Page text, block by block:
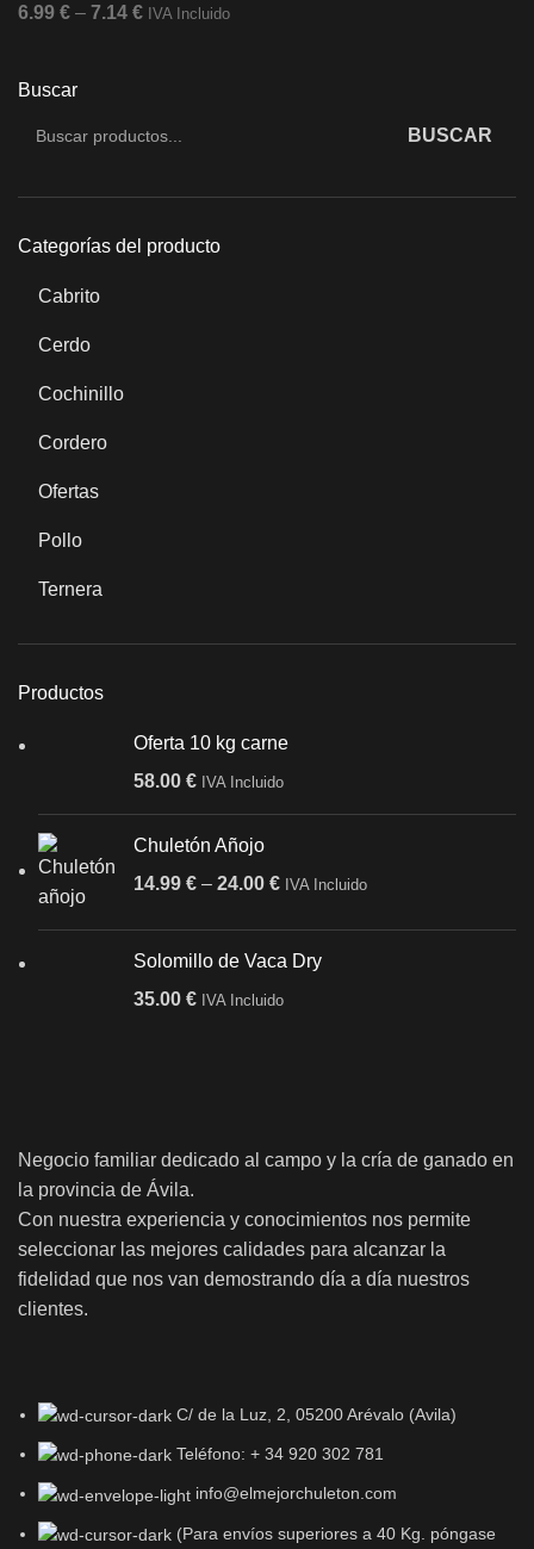
Buscar
BUSCAR
Categorías del producto
Cabrito
Cerdo
Cochinillo
Cordero
Ofertas
Pollo
Ternera
Productos
Oferta 10 kg carne
58.00 € IVA Incluido
Chuletón Añojo
14.99 € – 24.00 € IVA Incluido
Solomillo de Vaca Dry
35.00 € IVA Incluido
6.99 € – 7.14 € IVA Incluido
Negocio familiar dedicado al campo y la cría de ganado en
la provincia de Ávila.
Con nuestra experiencia y conocimientos nos permite
seleccionar las mejores calidades para alcanzar la
fidelidad que nos van demostrando día a día nuestros
clientes.
C/ de la Luz, 2, 05200 Arévalo (Avila)
Teléfono: + 34 920 302 781
info@elmejorchuleton.com
(Para envíos superiores a 40 Kg. póngase